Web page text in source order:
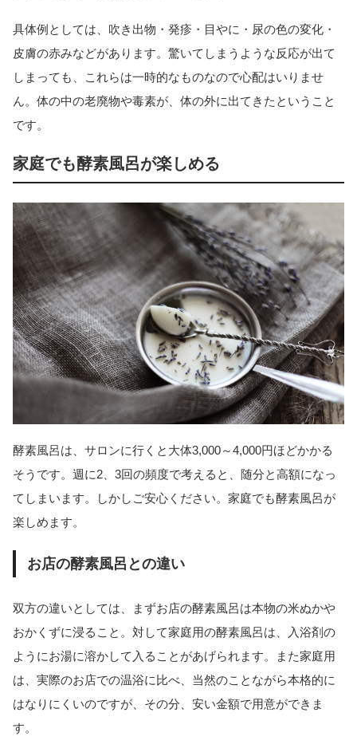
具体例としては、吹き出物・発疹・目やに・尿の色の変化・
皮膚の赤みなどがあります。驚いてしまうような反応が出て
しまっても、これらは一時的なものなので心配はいりませ
ん。体の中の老廃物や毒素が、体の外に出てきたということ
です。
家庭でも酵素風呂が楽しめる
酵素風呂は、サロンに行くと大体3,000～4,000円ほどかかる
そうです。週に2、3回の頻度で考えると、随分と高額になっ
てしまいます。しかしご安心ください。家庭でも酵素風呂が
楽しめます。
お店の酵素風呂との違い
双方の違いとしては、まずお店の酵素風呂は本物の米ぬかや
おかくずに浸ること。対して家庭用の酵素風呂は、入浴剤の
ようにお湯に溶かして入ることがあげられます。また家庭用
は、実際のお店での温浴に比べ、当然のことながら本格的に
はなりにくいのですが、その分、安い金額で用意ができま
す。